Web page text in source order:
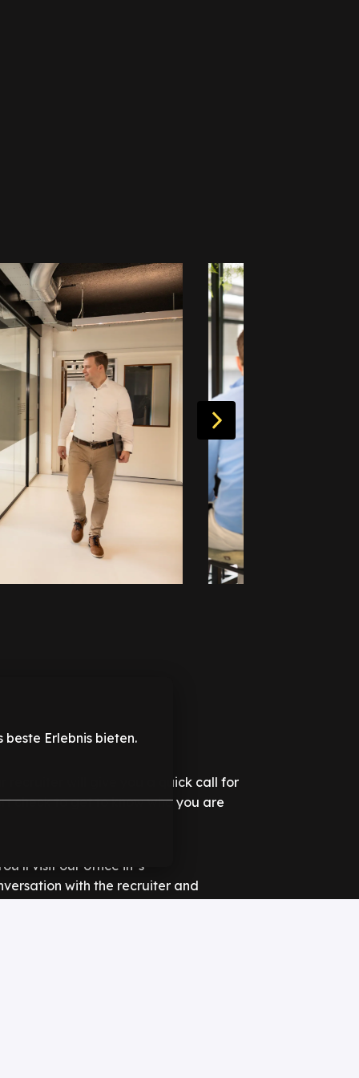
Erlebnis bieten.
recruiter will give you a quick call for
check to get to know who you are
visit our office in ‘s-
with the recruiter and